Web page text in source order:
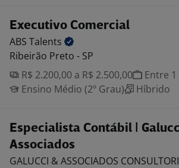
Executivo Comercial
ABS Talents
Ribeirão Preto - SP
R$ 2.200,00 a R$ 2.500,00
Entre 1
Ensino Médio (2º Grau)
Híbrido
Especialista Contábil |
Associados
GALUCCI & ASSOCIADOS